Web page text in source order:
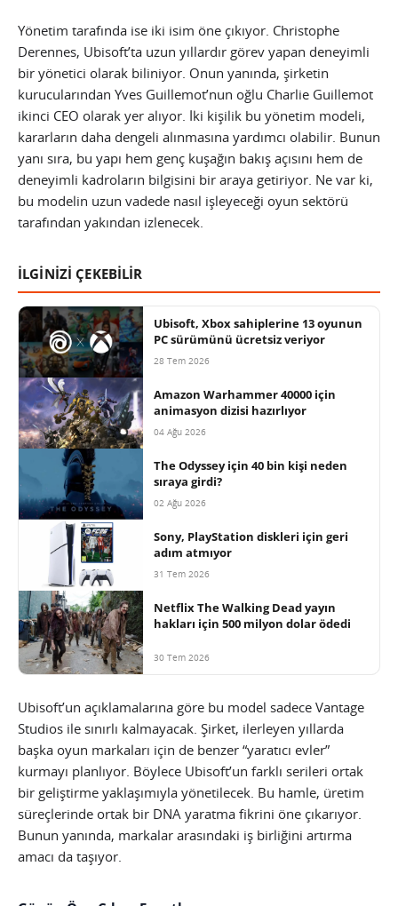
Yönetim tarafında ise iki isim öne çıkıyor. Christophe
Derennes, Ubisoft’ta uzun yıllardır görev yapan deneyimli
bir yönetici olarak biliniyor. Onun yanında, şirketin
kurucularından Yves Guillemot’nun oğlu Charlie Guillemot
ikinci CEO olarak yer alıyor. İki kişilik bu yönetim modeli,
kararların daha dengeli alınmasına yardımcı olabilir. Bunun
yanı sıra, bu yapı hem genç kuşağın bakış açısını hem de
deneyimli kadroların bilgisini bir araya getiriyor. Ne var ki,
bu modelin uzun vadede nasıl işleyeceği oyun sektörü
tarafından yakından izlenecek.
İLGİNİZİ ÇEKEBİLİR
Ubisoft, Xbox sahiplerine 13 oyunun
PC sürümünü ücretsiz veriyor
28 Tem 2026
Amazon Warhammer 40000 için
animasyon dizisi hazırlıyor
04 Ağu 2026
The Odyssey için 40 bin kişi neden
sıraya girdi?
02 Ağu 2026
Sony, PlayStation diskleri için geri
adım atmıyor
31 Tem 2026
Netflix The Walking Dead yayın
hakları için 500 milyon dolar ödedi
30 Tem 2026
Ubisoft’un açıklamalarına göre bu model sadece Vantage
Studios ile sınırlı kalmayacak. Şirket, ilerleyen yıllarda
başka oyun markaları için de benzer “yaratıcı evler”
kurmayı planlıyor. Böylece Ubisoft’un farklı serileri ortak
bir geliştirme yaklaşımıyla yönetilecek. Bu hamle, üretim
süreçlerinde ortak bir DNA yaratma fikrini öne çıkarıyor.
Bunun yanında, markalar arasındaki iş birliğini artırma
amacı da taşıyor.